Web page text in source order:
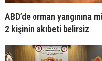
ABD’de orman yangınına
2 kişinin akıbeti belirsiz